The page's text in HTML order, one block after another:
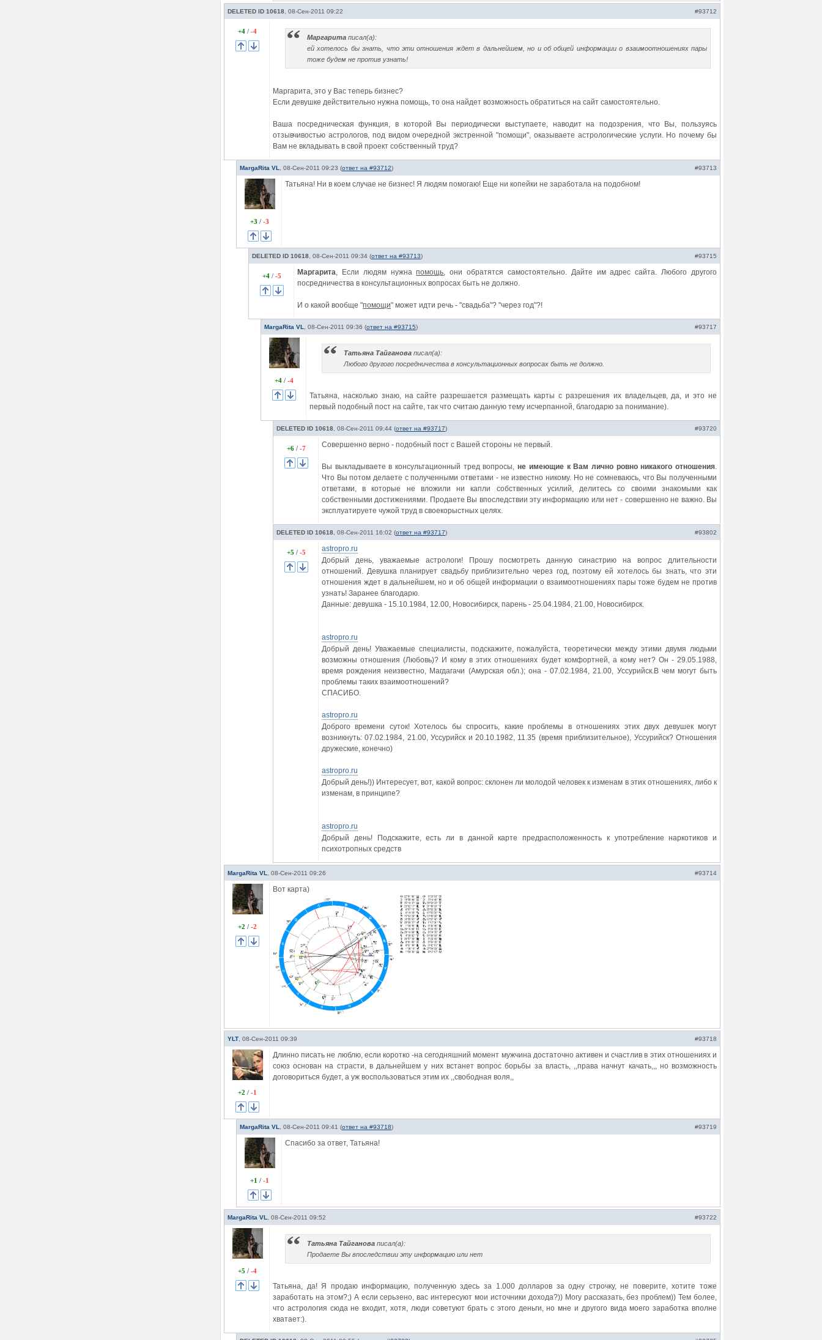
#93712
DELETED ID 10618 08-Сен-2011 09:22
+4 / -4
Маргарита писал(а):
ей хотелось бы знать, что эти отношения ждет в дальнейшем, но и об общей информации о взаимоотношениях пары
тоже будем не против узнать!
Маргарита, это у Вас теперь бизнес?
Если девушке действительно нужна помощь, то она найдет возможность обратиться на сайт самостоятельно.
Ваша посредническая функция, в которой Вы периодически выступаете, наводит на подозрения, что Вы, пользуясь
отзывчивостью астрологов, под видом очередной экстренной "помощи", оказываете астрологические услуги. Но почему бы
Вам не вкладывать в свой проект собственный труд?
#93713
MargaRita VL 08-Сен-2011 09:23 (ответ на #93712)
+3 / -3
Татьяна! Ни в коем случае не бизнес! Я людям помогаю! Еще ни копейки не заработала на подобном!
#93715
DELETED ID 10618 08-Сен-2011 09:34 (ответ на #93713)
+4 / -5 Маргарита, Если людям нужнапомощь, они обратятся самостоятельно. Дайте им адрес сайта. Любого другого
посредничества в консультационных вопросах быть не должно.
И о какой вообще "помощи" может идти речь - "свадьба"? "через год"?!
#93717
MargaRita VL 08-Сен-2011 09:36 (ответ на #93715)
+4 / -4
Татьяна Тайганова писал(а):
Любого другого посредничества в консультационных вопросах быть не должно.
Татьяна, насколько знаю, на сайте разрешается размещать карты с разрешения их владельцев, да, и это не
первый подобный пост на сайте, так что считаю данную тему исчерпанной, благодарю за понимание).
#93720
DELETED ID 10618 08-Сен-2011 09:44 (ответ на #93717)
+6 / -7 Совершенно верно - подобный пост с Вашей стороны не первый.
Вы выкладываете в консультационный тред вопросы,не имеющие к Вам лично ровно никакого отношения.
Что Вы потом делаете с полученными ответами - не известно никому. Но не сомневаюсь, что Вы полученными
ответами, в которые не вложили ни капли собственных усилий, делитесь со своими знакомыми как
собственными достижениями. Продаете Вы впоследствии эту информацию или нет - совершенно не важно. Вы
эксплуатируете чужой труд в своекорыстных целях.
#93802
DELETED ID 10618 08-Сен-2011 16:02 (ответ на #93717)
+5 / -5
astropro.ru
Добрый день, уважаемые астрологи! Прошу посмотреть данную синастрию на вопрос длительности
отношений. Девушка планирует свадьбу приблизительно через год, поэтому ей хотелось бы знать, что эти
отношения ждет в дальнейшем, но и об общей информации о взаимоотношениях пары тоже будем не против
узнать! Заранее благодарю.
Данные: девушка - 15.10.1984, 12.00, Новосибирск, парень - 25.04.1984, 21.00, Новосибирск.
astropro.ru
Добрый день! Уважаемые специалисты, подскажите, пожалуйста, теоретически между этими двумя людьми
возможны отношения (Любовь)? И кому в этих отношениях будет комфортней, а кому нет? Он - 29.05.1988,
время рождения неизвестно, Магдагачи (Амурская обл.); она - 07.02.1984, 21.00, Уссурийск.В чем могут быть
проблемы таких взаимоотношений?
СПАСИБО.
astropro.ru
Доброго времени суток! Хотелось бы спросить, какие проблемы в отношениях этих двух девушек могут
возникнуть: 07.02.1984, 21.00, Уссурийск и 20.10.1982, 11.35 (время приблизительное), Уссурийск? Отношения
дружеские, конечно)
astropro.ru
Добрый день!)) Интересует, вот, какой вопрос: склонен ли молодой человек к изменам в этих отношениях, либо к
изменам, в принципе?
astropro.ru
Добрый день! Подскажите, есть ли в данной карте предрасположенность к употребление наркотиков и
психотропных средств
#93714
MargaRita VL 08-Сен-2011 09:26
+2 / -2
Вот карта)
#93718
YLT 08-Сен-2011 09:39
+2 / -1
Длинно писать не люблю, если коротко -на сегодняшний момент мужчина достаточно активен и счастлив в этих отношениях и
союз основан на страсти, в дальнейшем у них встанет вопрос борьбы за власть, ,,права начнут качать,,, но возможность
договориться будет, а уж воспользоваться этим их ,,свободная воля,,
#93719
MargaRita VL 08-Сен-2011 09:41 (ответ на #93718)
+1 / -1
Спасибо за ответ, Татьяна!
#93722
MargaRita VL 08-Сен-2011 09:52
+5 / -4
Татьяна Тайганова писал(а):
Продаете Вы впоследствии эту информацию или нет
Татьяна, да! Я продаю информацию, полученную здесь за 1.000 долларов за одну строчку, не поверите, хотите тоже
заработать на этом?;) А если серьзено, вас интересуют мои источники дохода?)) Могу рассказать, без проблем)) Тем более,
что астрология сюда не входит, хотя, люди советуют брать с этого деньги, но мне и другого вида моего заработка вполне
хватает:).